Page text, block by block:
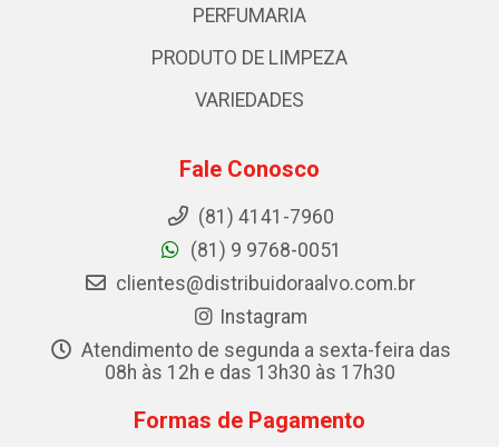
PERFUMARIA
PRODUTO DE LIMPEZA
VARIEDADES
Fale Conosco
(81) 4141-7960
(81) 9 9768-0051
clientes@distribuidoraalvo.com.br
Instagram
Atendimento de segunda a sexta-feira das
08h às 12h e das 13h30 às 17h30
Formas de Pagamento